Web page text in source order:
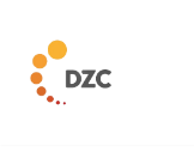
Skip